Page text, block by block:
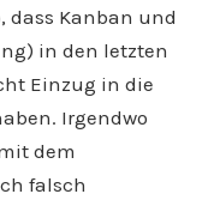
dass Kanban und
in den letzten
Einzug in die
Irgendwo
dem
falsch